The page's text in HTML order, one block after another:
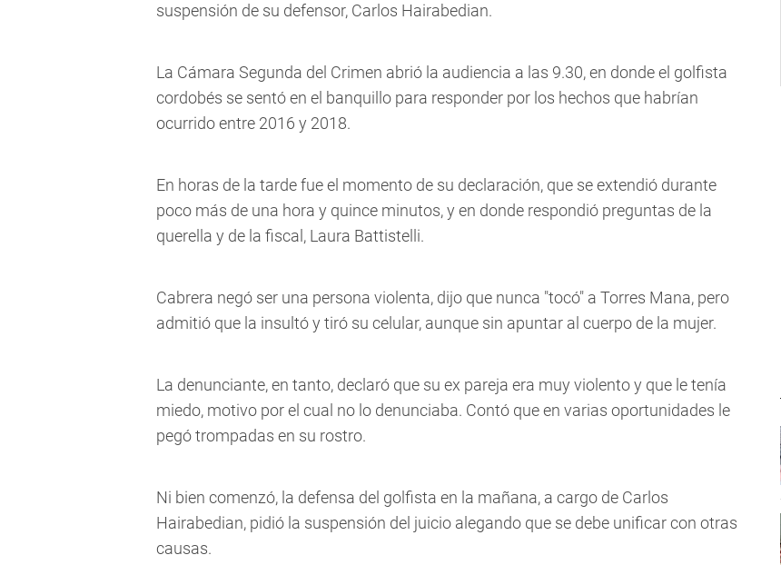
suspensión de su defensor, Carlos Hairabedian.
La Cámara Segunda del Crimen abrió la audiencia a las 9.30, en donde el golfista
cordobés se sentó en el banquillo para responder por los hechos que habrían
ocurrido entre 2016 y 2018.
En horas de la tarde fue el momento de su declaración, que se extendió durante
poco más de una hora y quince minutos, y en donde respondió preguntas de la
querella y de la fiscal, Laura Battistelli.
Cabrera negó ser una persona violenta, dijo que nunca "tocó" a Torres Mana, pero
admitió que la insultó y tiró su celular, aunque sin apuntar al cuerpo de la mujer.
La denunciante, en tanto, declaró que su ex pareja era muy violento y que le tenía
miedo, motivo por el cual no lo denunciaba. Contó que en varias oportunidades le
pegó trompadas en su rostro.
Ni bien comenzó, la defensa del golfista en la mañana, a cargo de Carlos
Hairabedian, pidió la suspensión del juicio alegando que se debe unificar con otras
causas.